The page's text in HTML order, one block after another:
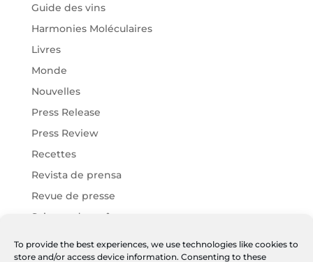
To provide the best experiences, we use technologies like cookies to
store and/or access device information. Consenting to these
Guide des vins
Harmonies Moléculaires
Livres
Monde
Nouvelles
Press Release
Press Review
Recettes
Revista de prensa
Revue de presse
Science des arômes
Vins Harmonies